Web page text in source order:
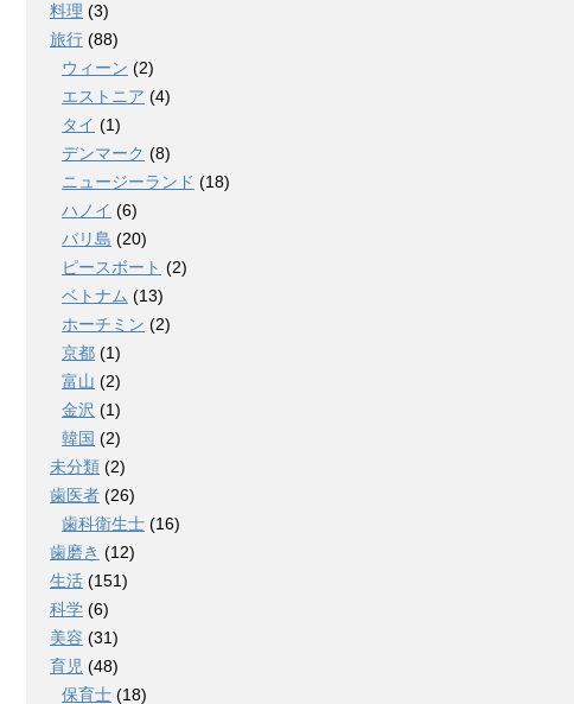
料理 (3)
旅行 (88)
ウィーン (2)
エストニア (4)
タイ (1)
デンマーク (8)
ニュージーランド (18)
ハノイ (6)
バリ島 (20)
ピースボート (2)
ベトナム (13)
ホーチミン (2)
京都 (1)
富山 (2)
金沢 (1)
韓国 (2)
未分類 (2)
歯医者 (26)
歯科衛生士 (16)
歯磨き (12)
生活 (151)
科学 (6)
美容 (31)
育児 (48)
保育士 (18)